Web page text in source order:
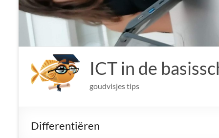
ICT in de
goudvisjes tips
Differentiëren